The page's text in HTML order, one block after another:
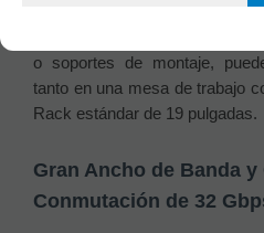
Plug-and-Play con la
o soportes de montaje,
tanto en una mesa de trabajo
Rack estándar de 19 pulgadas.
Gran Ancho de Banda y
Conmutación de 32